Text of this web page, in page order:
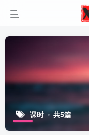
课时 共5篇